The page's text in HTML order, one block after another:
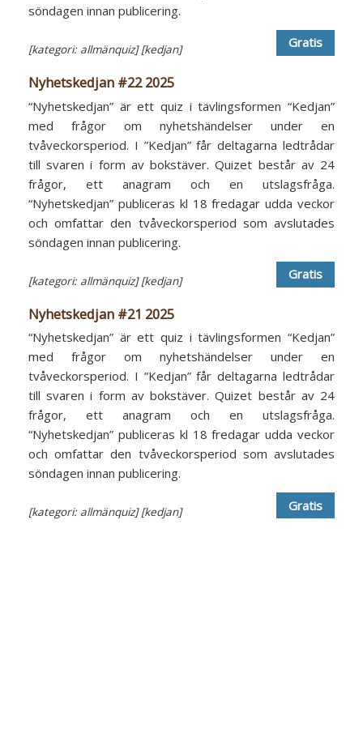
söndagen innan publicering.
[kategori: allmänquiz] [kedjan] Gratis
Nyhetskedjan #22 2025
“Nyhetskedjan” är ett quiz i tävlingsformen “Kedjan”
med frågor om nyhetshändelser under en
tvåveckorsperiod. I ”Kedjan” får deltagarna ledtrådar
till svaren i form av bokstäver. Quizet består av 24
frågor, ett anagram och en utslagsfråga.
“Nyhetskedjan” publiceras kl 18 fredagar udda veckor
och omfattar den tvåveckorsperiod som avslutades
söndagen innan publicering.
[kategori: allmänquiz] [kedjan] Gratis
Nyhetskedjan #21 2025
“Nyhetskedjan” är ett quiz i tävlingsformen “Kedjan”
med frågor om nyhetshändelser under en
tvåveckorsperiod. I ”Kedjan” får deltagarna ledtrådar
till svaren i form av bokstäver. Quizet består av 24
frågor, ett anagram och en utslagsfråga.
“Nyhetskedjan” publiceras kl 18 fredagar udda veckor
och omfattar den tvåveckorsperiod som avslutades
söndagen innan publicering.
[kategori: allmänquiz] [kedjan] Gratis